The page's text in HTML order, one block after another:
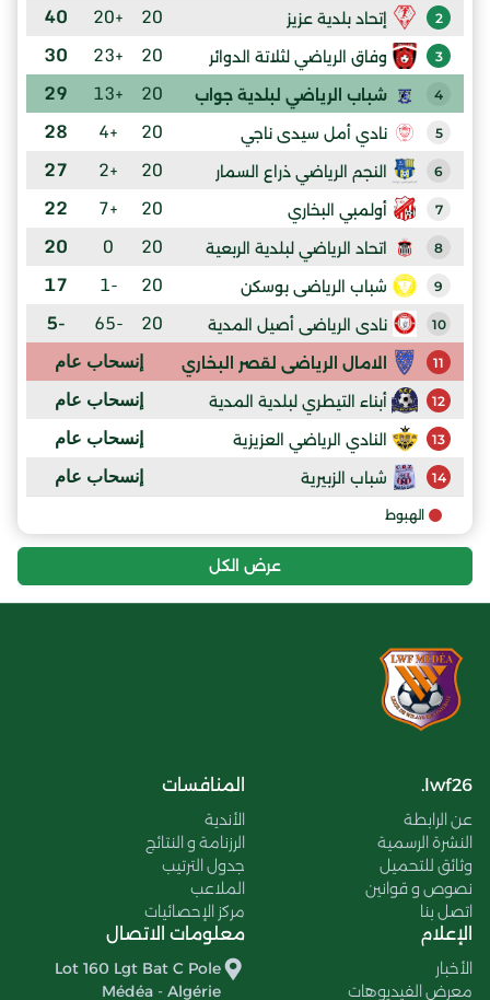
2 إتحاد بلدية عزيز 20
+20
40
3 وفاق الرياضي لثلاتة الدوائر 20
+23
30
4 شباب الرياضي لبلدية جواب 20
+13
29
5 نادي أمل سيدى ناجي 20
+4
28
6 النجم الرياضي ذراع السمار 20
+2
27
7 أولمبي البخاري 20
+7
22
8 اتحاد الرياضي لبلدية الربعية 20
0
20
9 شباب الرياضى بوسكن 20
-1
17
10 نادى الرياضى أصيل المدية 20
-65
-5
11 الامال الرياضى لقصر البخاري إنسحاب عام
12 أبناء التيطري لبلدية المدية إنسحاب عام
13 النادي الرياضي العزيزية إنسحاب عام
14 شباب الزبيرية إنسحاب عام
الهبوط
عرض الكل
lwf26.
عن الرابطة
النشرة الرسمية
وثائق للتحميل
نصوص و قوانين
اتصل بنا
المنافسات
الأندية
الرزنامة و النتائج
جدول الترتيب
الملاعب
مركز الإحصائيات
الإعلام
الأخبار
معرض الفيديوهات
معلومات الاتصال
Lot 160 Lgt Bat C Pole
Médéa - Algérie